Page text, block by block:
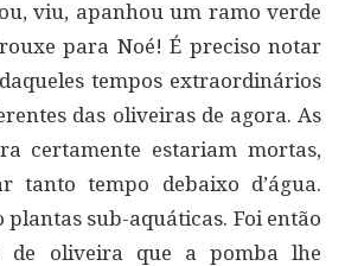
viu, apanhou um ramo verde
para Noé! É preciso notar
tempos extraordinários
das oliveiras de agora. As
certamente estariam mortas,
tanto tempo debaixo d’água.
plantas sub-aquáticas. Foi então
de oliveira que a pomba lhe